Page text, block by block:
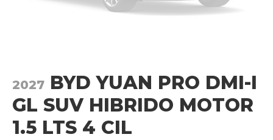
2027 BYD YUAN PRO DMI-I
GL SUV HIBRIDO MOTOR
1.5 LTS 4 CIL